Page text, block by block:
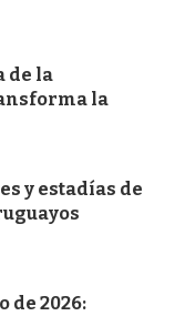
de la
la
y estadías de
de 2026: